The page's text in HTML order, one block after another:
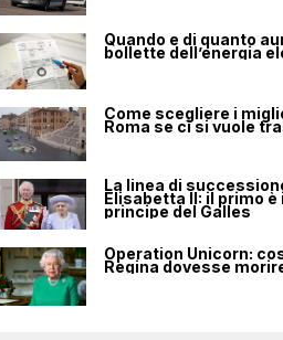
Quando e di quanto
bollette dell’energia
Come scegliere i
Roma se ci si vuole
La linea di
Elisabetta II: il primo è
principe del Galles
Operation Unicorn:
Regina dovesse